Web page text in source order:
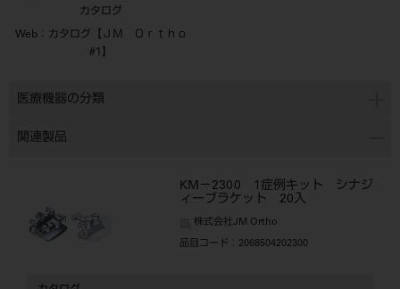
カタログ
Web：カタログ【ＪＭ Ｏｒｔｈｏ
#1】
医療機器の分類
関連製品
KM－2300 1症例キット シナジ
ィーブラケット 20入
株式会社JM Ortho
品目コード ：2068504202300